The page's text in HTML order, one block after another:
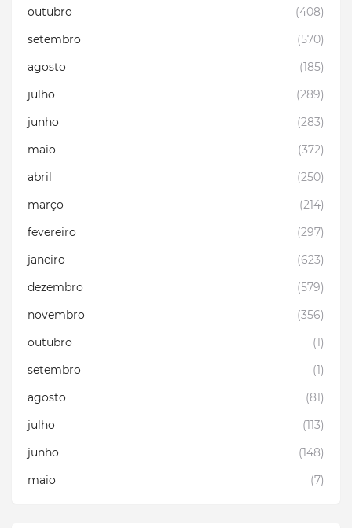
outubro
(408)
setembro
(570)
agosto
(185)
julho
(289)
junho
(283)
maio
(372)
abril
(250)
março
(214)
fevereiro
(297)
janeiro
(623)
dezembro
(579)
novembro
(356)
outubro
(1)
setembro
(1)
agosto
(81)
julho
(113)
junho
(148)
maio
(7)